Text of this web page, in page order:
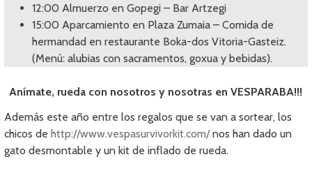
12:00 Almuerzo en Gopegi – Bar Artzegi
15:00 Aparcamiento en Plaza Zumaia – Comida de
hermandad en restaurante Boka-dos Vitoria-Gasteiz.
(Menú: alubias con sacramentos, goxua y bebidas).
Anímate, rueda con nosotros y nosotras en VESPARABA!!!
Además este año entre los regalos que se van a sortear, los
chicos dehttp://www.vespasurvivorkit.com/nos han dado un
gato desmontable y un kit de inflado de rueda.